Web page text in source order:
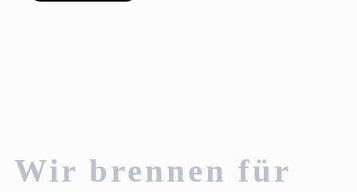
Wir brennen für